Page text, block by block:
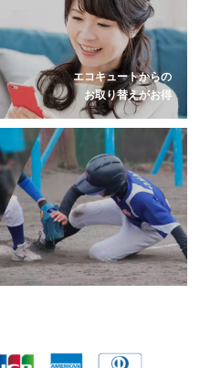
エコキュートからの
お取り替えがお得